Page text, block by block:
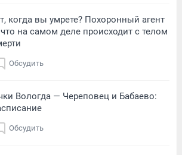
когда вы умрете? Похоронный агент
на самом деле происходит с телом
Обсудить
Вологда — Череповец и Бабаево:
Обсудить